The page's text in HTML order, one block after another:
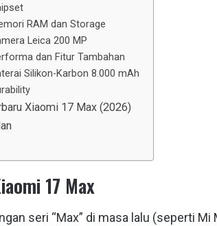
RAM dan Storage
Leica 200 MP
dan Fitur Tambahan
Silikon-Karbon 8.000 mAh
Xiaomi 17 Max (2026)
17 Max
seri “Max” di masa lalu (seperti